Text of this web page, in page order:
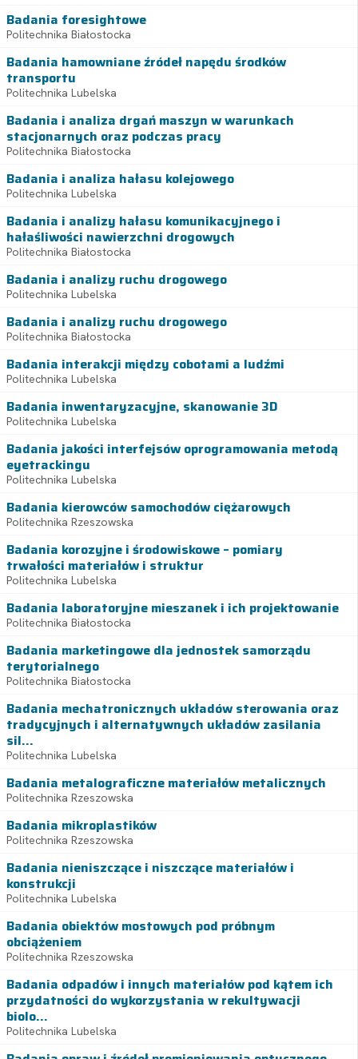
Badania foresightowe
Politechnika Białostocka
Badania hamowniane źródeł napędu środków
transportu
Politechnika Lubelska
Badania i analiza drgań maszyn w warunkach
stacjonarnych oraz podczas pracy
Politechnika Białostocka
Badania i analiza hałasu kolejowego
Politechnika Lubelska
Badania i analizy hałasu komunikacyjnego i
hałaśliwości nawierzchni drogowych
Politechnika Białostocka
Badania i analizy ruchu drogowego
Politechnika Lubelska
Badania i analizy ruchu drogowego
Politechnika Białostocka
Badania interakcji między cobotami a ludźmi
Politechnika Lubelska
Badania inwentaryzacyjne, skanowanie 3D
Politechnika Lubelska
Badania jakości interfejsów oprogramowania metodą
eyetrackingu
Politechnika Lubelska
Badania kierowców samochodów ciężarowych
Politechnika Rzeszowska
Badania korozyjne i środowiskowe – pomiary
trwałości materiałów i struktur
Politechnika Lubelska
Badania laboratoryjne mieszanek i ich projektowanie
Politechnika Białostocka
Badania marketingowe dla jednostek samorządu
terytorialnego
Politechnika Białostocka
Badania mechatronicznych układów sterowania oraz
tradycyjnych i alternatywnych układów zasilania
sil...
Politechnika Lubelska
Badania metalograficzne materiałów metalicznych
Politechnika Rzeszowska
Badania mikroplastików
Politechnika Rzeszowska
Badania nieniszczące i niszczące materiałów i
konstrukcji
Politechnika Lubelska
Badania obiektów mostowych pod próbnym
obciążeniem
Politechnika Rzeszowska
Badania odpadów i innych materiałów pod kątem ich
przydatności do wykorzystania w rekultywacji
biolo...
Politechnika Lubelska